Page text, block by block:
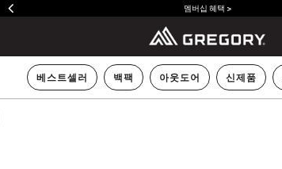
멤버십 혜택 >
베스트셀러 백팩 아웃도어 신제품